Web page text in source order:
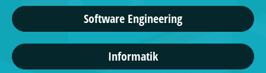
Software Engineering
Informatik